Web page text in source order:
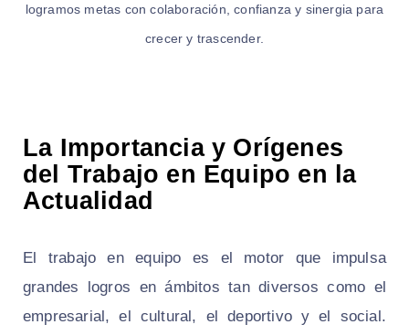
logramos metas con colaboración, confianza y sinergia para
crecer y trascender.
La Importancia y Orígenes
del Trabajo en Equipo en la
Actualidad
El trabajo en equipo es el motor que impulsa
grandes logros en ámbitos tan diversos como el
empresarial, el cultural, el deportivo y el social.